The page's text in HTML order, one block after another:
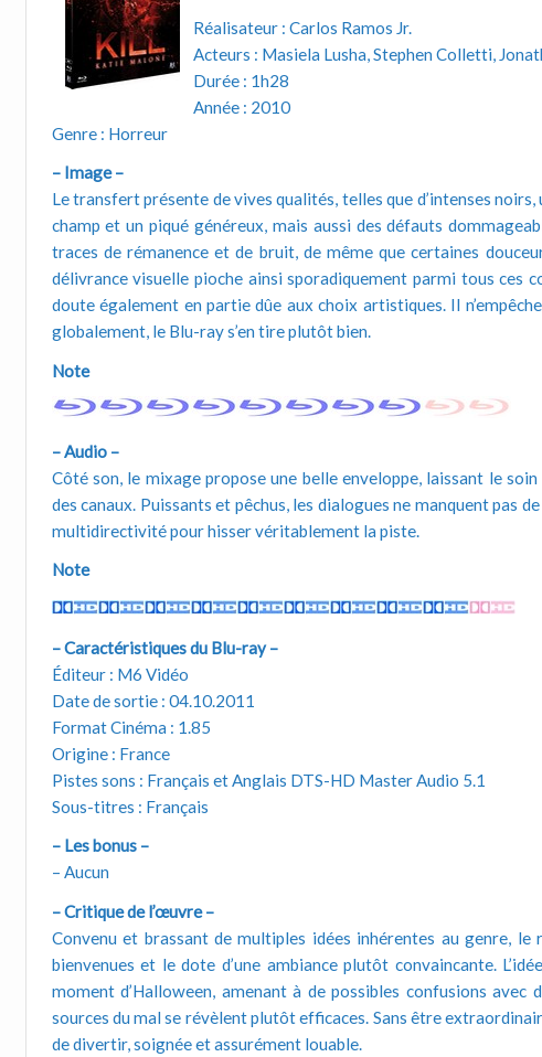
Réalisateur : Carlos Ramos Jr.
Acteurs : Masiela Lusha, Stephen Colletti,
Durée : 1h28
Année : 2010
Genre : Horreur
– Image –
Le transfert présente de vives qualités, telles que d’intenses
champ et un piqué généreux, mais aussi des défauts
traces de rémanence et de bruit, de même que certaines
délivrance visuelle pioche ainsi sporadiquement parmi tous ces
doute également en partie dûe aux choix artistiques. Il
globalement, le Blu-ray s’en tire plutôt bien.
Note
– Audio –
Côté son, le mixage propose une belle enveloppe, laissant le
des canaux. Puissants et pêchus, les dialogues ne manquent pas
multidirectivité pour hisser véritablement la piste.
Note
– Caractéristiques du Blu-ray –
Éditeur : M6 Vidéo
Date de sortie : 04.10.2011
Format Cinéma : 1.85
Origine : France
Pistes sons : Français et Anglais DTS-HD Master Audio 5.1
Sous-titres : Français
– Les bonus –
– Aucun
– Critique de l’œuvre –
Convenu et brassant de multiples idées inhérentes au genre,
bienvenues et le dote d’une ambiance plutôt convaincante.
moment d’Halloween, amenant à de possibles confusions
sources du mal se révèlent plutôt efficaces. Sans être
de divertir, soignée et assurément louable.